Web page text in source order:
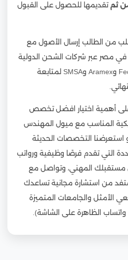
ثمتقديمها للحصول على القبول
من الطالب إرسال الأصول مع
في مصر عبر شركات الشحن الدولية
المعروفة مثل DHL وFedEx وAramex وSMSA لمتابعة
أهمية اختيار افضل تخصص
المناسب مع ميول المهندس
التخصصات الحديثة
التي تقدم فرصًا وظيفية ورواتب
مستقبلك المهني، وتواصل مع
من استشارة مجانية تساعدك
الأمثل والجامعات المتميزة
واتساب الظاهرة على الشاشة).